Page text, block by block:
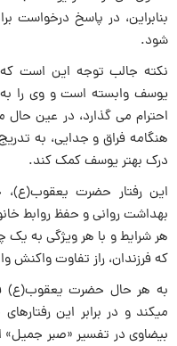
بنابراین، در پاسخ درخواست‌
شود.
نکته جالب توجه این است
یوسف وابسته است و وى را به
احترام می گذارد، در عین
هنگامه فراق و جدایى، به
درک بهتر یوسف کمک کند.
این رفتار حضرت
بهداشت روانی و حفظ روابط
هر شرایط و با هر ویژگى به
که فرزندان، راز تفاوت‌ واکنش‌
به هر حال حضرت یعقوب‌(ع)
میکند و در برابر این
بیضاوى در تفسیر «صبر جمیل‌»